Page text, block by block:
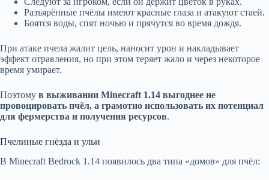
Разъярённые пчёлы имеют красные глаза и атакуют стаей.
Боятся воды, спят ночью и прячутся во время дождя.
При атаке пчела жалит цель, наносит урон и накладывает
эффект отравления, но при этом теряет жало и через некоторое
время умирает.
Поэтому в выживании Minecraft 1.14 выгоднее не
провоцировать пчёл, а грамотно использовать их потенциал
для фермерства и получения ресурсов.
Пчелиные гнёзда и ульи
В Minecraft Bedrock 1.14 появилось два типа «домов» для пчёл: